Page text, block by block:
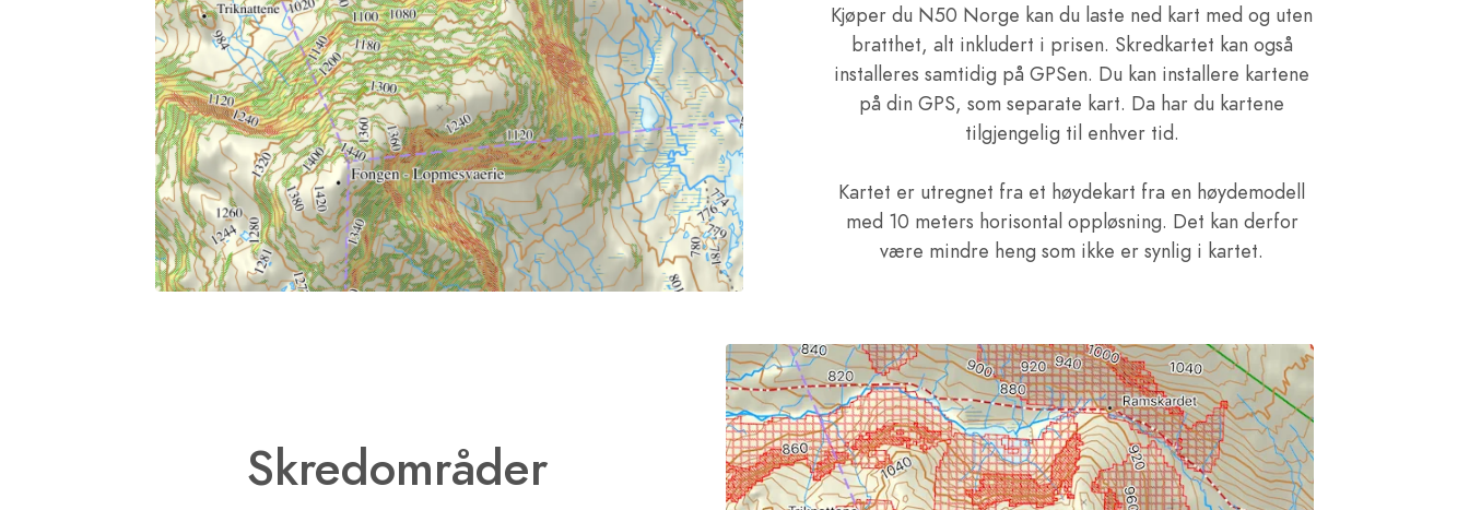
Kjøper du N50 Norge kan du laste ned kart med og uten
bratthet, alt inkludert i prisen. Skredkartet kan også
installeres samtidig på GPSen. Du kan installere kartene
på din GPS, som separate kart. Da har du kartene
tilgjengelig til enhver tid.
Kartet er utregnet fra et høydekart fra en høydemodell
med 10 meters horisontal oppløsning. Det kan derfor
være mindre heng som ikke er synlig i kartet.
Skredområder